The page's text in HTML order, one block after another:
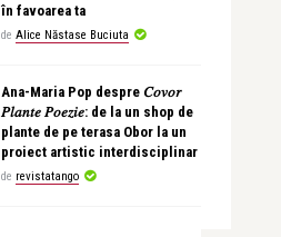
în favoarea ta
de Alice Năstase Buciuta
Ana-Maria Pop despre 𝐶𝑜𝑣𝑜𝑟
𝑃𝑙𝑎𝑛𝑡𝑒 𝑃𝑜𝑒𝑧𝑖𝑒: de la un shop de
plante de pe terasa Obor la un
proiect artistic interdisciplinar
de revistatango